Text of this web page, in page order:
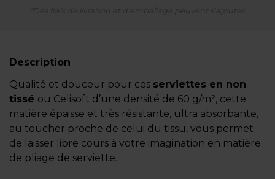
Description
Qualité et douceur pour ces serviettes en non
tissé ou Celisoft d’une densité de 60 g/m², cette
matière épaisse et très résistante, ultra absorbante,
au toucher proche de celui du tissu, vous permet
de laisser libre cours à votre imagination en matière
de pliage de serviette.